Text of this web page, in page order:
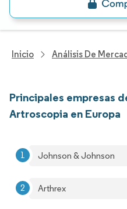
Inicio Análisis De
Principales empresas
Artroscopia en Europa
Johnson & Johnson
Arthrex